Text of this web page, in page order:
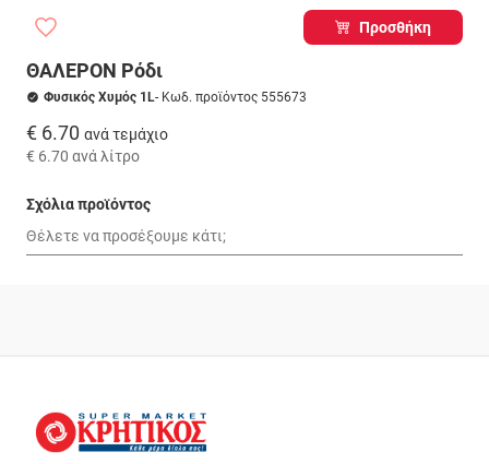
Προσθήκη
ΘΑΛΕΡΟΝ Ρόδι
Φυσικός Χυμός 1L- Κωδ. προϊόντος 555673
€ 6.70 ανά τεμάχιο
€ 6.70 ανά λίτρο
Σχόλια προϊόντος